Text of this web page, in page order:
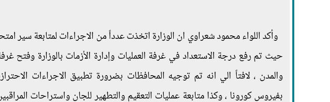
وأكد اللواء محمود شعراوي ان الوزارة اتخذت عدداً من الاجراءات لمتابعة سير
حيث تم رفع درجة الاستعداد في غرفة العمليات وإدارة الأزمات بالوزارة وفتح
والمدن ، لافتاً الي انه تم توجيه المحافظات بضرورة تطبيق الاجراءات
بفيروس كورونا ، وكذا متابعة عمليات التعقيم والتطهير للجان واستراحات